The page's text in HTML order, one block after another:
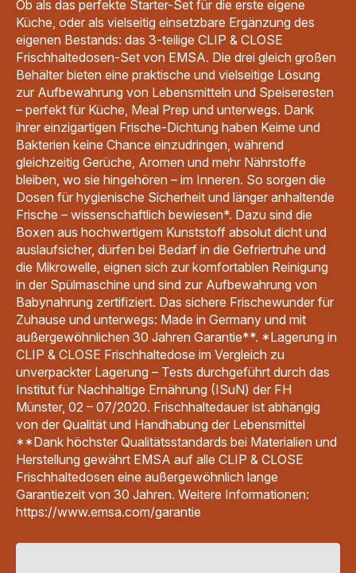
Ob als das perfekte Starter-Set für die erste eigene
Küche, oder als vielseitig einsetzbare Ergänzung des
eigenen Bestands: das 3-teilige CLIP & CLOSE
Frischhaltedosen-Set von EMSA. Die drei gleich großen
Behälter bieten eine praktische und vielseitige Lösung
zur Aufbewahrung von Lebensmitteln und Speiseresten
– perfekt für Küche, Meal Prep und unterwegs. Dank
ihrer einzigartigen Frische-Dichtung haben Keime und
Bakterien keine Chance einzudringen, während
gleichzeitig Gerüche, Aromen und mehr Nährstoffe
bleiben, wo sie hingehören – im Inneren. So sorgen die
Dosen für hygienische Sicherheit und länger anhaltende
Frische – wissenschaftlich bewiesen*. Dazu sind die
Boxen aus hochwertigem Kunststoff absolut dicht und
auslaufsicher, dürfen bei Bedarf in die Gefriertruhe und
die Mikrowelle, eignen sich zur komfortablen Reinigung
in der Spülmaschine und sind zur Aufbewahrung von
Babynahrung zertifiziert. Das sichere Frischewunder für
Zuhause und unterwegs: Made in Germany und mit
außergewöhnlichen 30 Jahren Garantie**. *Lagerung in
CLIP & CLOSE Frischhaltedose im Vergleich zu
unverpackter Lagerung – Tests durchgeführt durch das
Institut für Nachhaltige Ernährung (ISuN) der FH
Münster, 02 – 07/2020. Frischhaltedauer ist abhängig
von der Qualität und Handhabung der Lebensmittel
**Dank höchster Qualitätsstandards bei Materialien und
Herstellung gewährt EMSA auf alle CLIP & CLOSE
Frischhaltedosen eine außergewöhnlich lange
Garantiezeit von 30 Jahren. Weitere Informationen:
https://www.emsa.com/garantie